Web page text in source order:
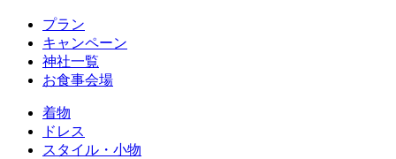
プラン
キャンペーン
神社一覧
お食事会場
着物
ドレス
スタイル・小物